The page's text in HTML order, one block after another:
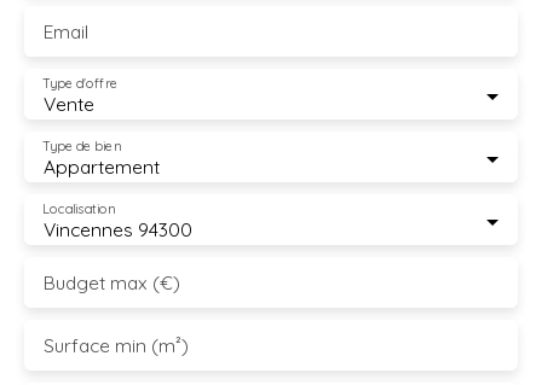
Email
Vente
Type d'offre
Appartement
Type de bien
Vincennes 94300
Localisation
Budget max (€)
Surface min (m²)